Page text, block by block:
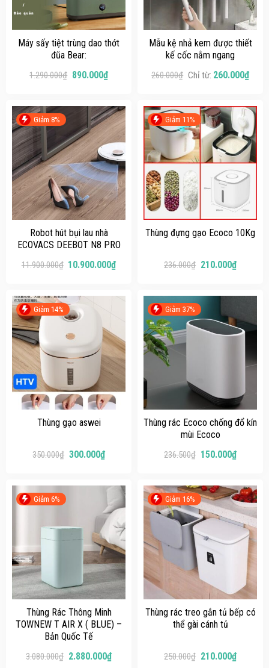
Máy sấy tiệt trùng dao thớt
đũa Bear:
1.290.000₫ 890.000₫
Mẫu kệ nhả kem được thiết
kế cốc nằm ngang
260.000₫ Chỉ từ: 260.000₫
Giảm 8%
Robot hút bụi lau nhà
ECOVACS DEEBOT N8 PRO
11.900.000₫ 10.900.000₫
Giảm 11%
Thùng đựng gạo Ecoco 10Kg
236.000₫ 210.000₫
Giảm 14%
Thùng gạo aswei
350.000₫ 300.000₫
Giảm 37%
Thùng rác Ecoco chống đổ kín
mùi Ecoco
236.500₫ 150.000₫
Giảm 6%
Thùng Rác Thông Minh
TOWNEW T AIR X ( BLUE) –
Bản Quốc Tế
3.080.000₫ 2.880.000₫
Giảm 16%
Thùng rác treo gắn tủ bếp có
thể gài cánh tủ
250.000₫ 210.000₫